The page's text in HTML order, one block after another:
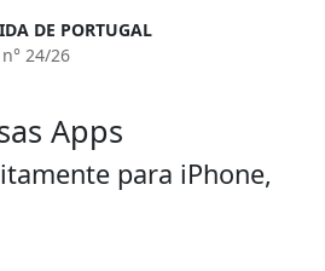
DE PORTUGAL
24/26
Apps
para iPhone,